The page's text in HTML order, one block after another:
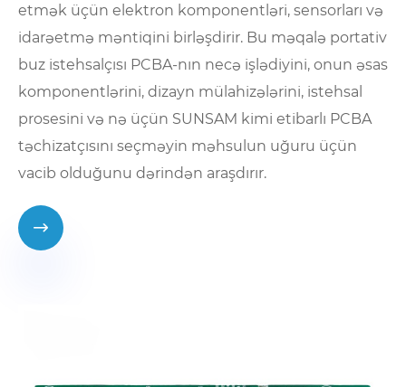
etmək üçün elektron komponentləri, sensorları və
idarəetmə məntiqini birləşdirir. Bu məqalə portativ
buz istehsalçısı PCBA-nın necə işlədiyini, onun əsas
komponentlərini, dizayn mülahizələrini, istehsal
prosesini və nə üçün SUNSAM kimi etibarlı PCBA
təchizatçısını seçməyin məhsulun uğuru üçün
vacib olduğunu dərindən araşdırır.
